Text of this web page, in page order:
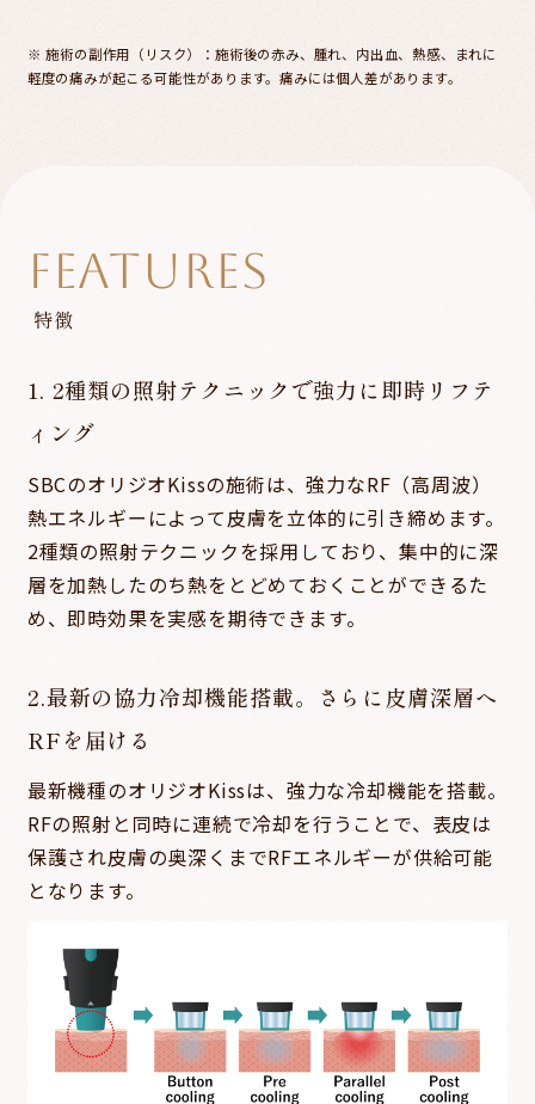
※ 施術の副作用（リスク）：施術後の赤み、腫れ、内出血、熱感、まれに
軽度の痛みが起こる可能性があります。痛みには個人差があります。
FEATURES
特徴
1. 2種類の照射テクニックで強力に即時リフテ
ィング
SBCのオリジオKissの施術は、強力なRF（高周波）
熱エネルギーによって皮膚を立体的に引き締めます。
2種類の照射テクニックを採用しており、集中的に深
層を加熱したのち熱をとどめておくことができるた
め、即時効果を実感を期待できます。
2.最新の協力冷却機能搭載。さらに皮膚深層へ
RFを届ける
最新機種のオリジオKissは、強力な冷却機能を搭載。
RFの照射と同時に連続で冷却を行うことで、表皮は
保護され皮膚の奥深くまでRFエネルギーが供給可能
となります。